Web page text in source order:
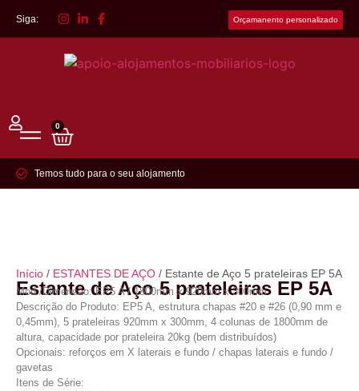
Siga: Orçamanento personalizado
0
Temos tudo para o seu alojamento
Início / ESTANTES DE AÇO / Estante de Aço 5 prateleiras EP 5A
Estante de Aço 5 prateleiras EP 5A
Mod./Dimensão: EP5 A / 1800mm x 920mm x 300mm
Descrição do Produto: EP5 A, estrutura chapas #20 e #26 (0,90 mm e
0,45mm), 5 prateleiras 920mm x 300mm, 4 colunas de 1800mm de
altura, capacidade por prateleira 20kg (bem distribuídos)
Opcionais: reforços em X laterais e fundo / chapas laterais e fundo /
gavetas
Itens de Série: